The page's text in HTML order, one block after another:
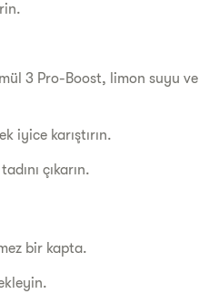
3 Pro-Boost, limon suyu ve
iyice karıştırın.
çıkarın.
bir kapta.